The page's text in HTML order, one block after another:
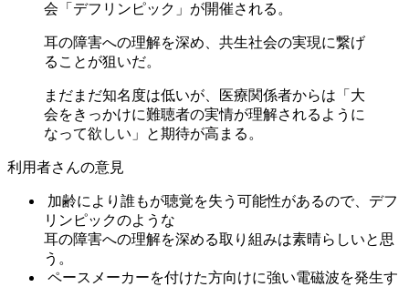
会「デフリンピック」が開催される。
耳の障害への理解を深め、共生社会の実現に繋げ
ることが狙いだ。
まだまだ知名度は低いが、医療関係者からは「大
会をきっかけに難聴者の実情が理解されるように
なって欲しい」と期待が高まる。
利用者さんの意見
加齢により誰もが聴覚を失う可能性があるので、デフ
リンピックのような
耳の障害への理解を深める取り組みは素晴らしいと思
う。
ペースメーカーを付けた方向けに強い電磁波を発生す